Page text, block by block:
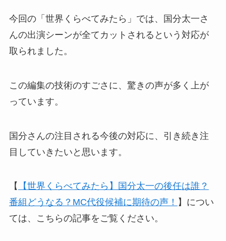
今回の「世界くらべてみたら」では、国分太一さ
んの出演シーンが全てカットされるという対応が
取られました。
この編集の技術のすごさに、驚きの声が多く上が
っています。
国分さんの注目される今後の対応に、引き続き注
目していきたいと思います。
【
【世界くらべてみたら】国分太一の後任は誰？
番組どうなる？MC代役候補に期待の声！ 】につい
ては、こちらの記事をご覧ください。